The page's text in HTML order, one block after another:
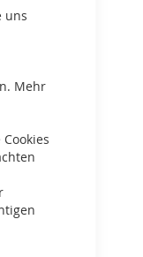
uns
Mehr